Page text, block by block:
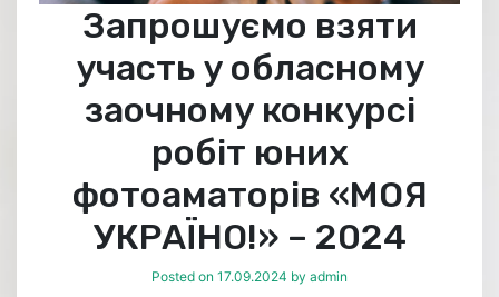
Запрошуємо взяти
участь у обласному
заочному конкурсі
робіт юних
фотоаматорів «МОЯ
УКРАЇНО!» – 2024
Posted on 17.09.2024 by admin